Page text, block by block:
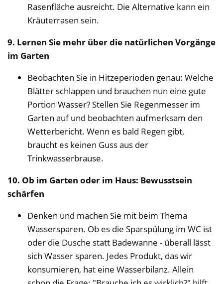
Rasenfläche ausreicht. Die Alternative kann ein
Kräuterrasen sein.
9. Lernen Sie mehr über die natürlichen Vorgänge
im Garten
Beobachten Sie in Hitzeperioden genau: Welche
Blätter schlappen und brauchen nun eine gute
Portion Wasser? Stellen Sie Regenmesser im
Garten auf und beobachten aufmerksam den
Wetterbericht. Wenn es bald Regen gibt,
braucht es keinen Guss aus der
Trinkwasserbrause.
10. Ob im Garten oder im Haus: Bewusstsein
schärfen
Denken und machen Sie mit beim Thema
Wassersparen. Ob es die Sparspülung im WC ist
oder die Dusche statt Badewanne - überall lässt
sich Wasser sparen. Jedes Produkt, das wir
konsumieren, hat eine Wasserbilanz. Allein